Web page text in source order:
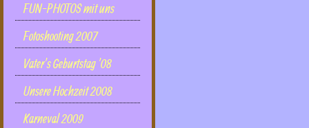
FUN-PHOTOS mit uns
Fotoshooting 2007
Vater's Geburtstag '08
Unsere Hochzeit 2008
Karneval 2009